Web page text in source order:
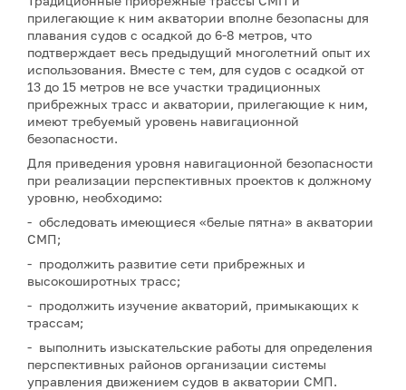
прилегающие к ним акватории вполне безопасны для
плавания судов с осадкой до 6-8 метров, что
подтверждает весь предыдущий многолетний опыт их
использования. Вместе с тем, для судов с осадкой от
13 до 15 метров не все участки традиционных
прибрежных трасс и акватории, прилегающие к ним,
имеют требуемый уровень навигационной
безопасности.
Для приведения уровня навигационной безопасности
при реализации перспективных проектов к должному
уровню, необходимо:
- обследовать имеющиеся «белые пятна» в акватории
СМП;
- продолжить развитие сети прибрежных и
высокоширотных трасс;
- продолжить изучение акваторий, примыкающих к
трассам;
- выполнить изыскательские работы для определения
перспективных районов организации системы
управления движением судов в акватории СМП.